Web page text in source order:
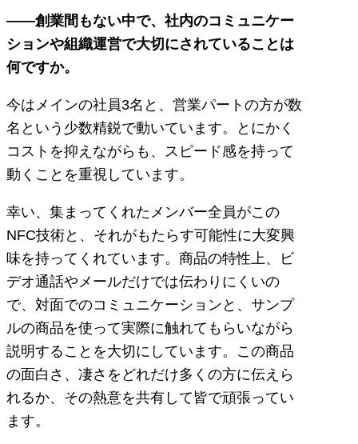
――創業間もない中で、社内のコミュニケー
ションや組織運営で大切にされていることは
何ですか。
今はメインの社員3名と、営業パートの方が数
名という少数精鋭で動いています。とにかく
コストを抑えながらも、スピード感を持って
動くことを重視しています。
幸い、集まってくれたメンバー全員がこの
NFC技術と、それがもたらす可能性に大変興
味を持ってくれています。商品の特性上、ビ
デオ通話やメールだけでは伝わりにくいの
で、対面でのコミュニケーションと、サンプ
ルの商品を使って実際に触れてもらいながら
説明することを大切にしています。この商品
の面白さ、凄さをどれだけ多くの方に伝えら
れるか、その熱意を共有して皆で頑張ってい
ます。